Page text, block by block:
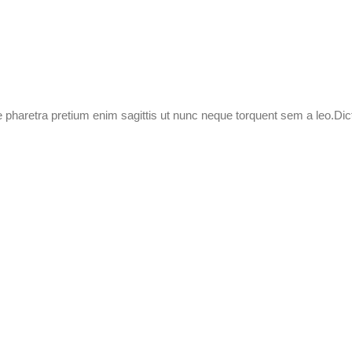
pretium enim sagittis ut nunc neque torquent sem a